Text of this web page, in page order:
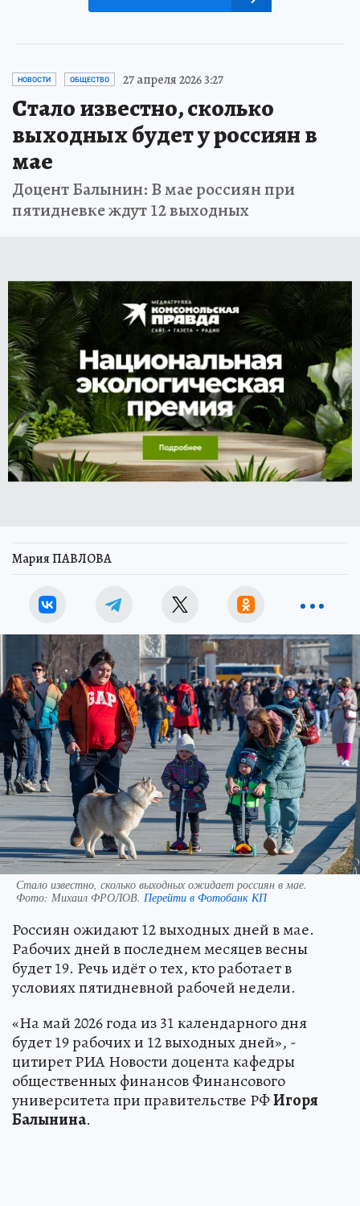
НОВОСТИ ОБЩЕСТВО 27 апреля 2026 3:27
Стало известно, сколько
выходных будет у россиян в
мае
Доцент Балынин: В мае россиян при
пятидневке ждут 12 выходных
Мария ПАВЛОВА
Стало известно, сколько выходных ожидает россиян в мае.
Фото: Михаил ФРОЛОВ. Перейти в Фотобанк КП
Россиян ожидают 12 выходных дней в мае.
Рабочих дней в последнем месяцев весны
будет 19. Речь идёт о тех, кто работает в
условиях пятидневной рабочей недели.
«На май 2026 года из 31 календарного дня
будет 19 рабочих и 12 выходных дней», -
цитирет РИА Новости доцента кафедры
общественных финансов Финансового
университета при правительстве РФИгоря
Балынина.